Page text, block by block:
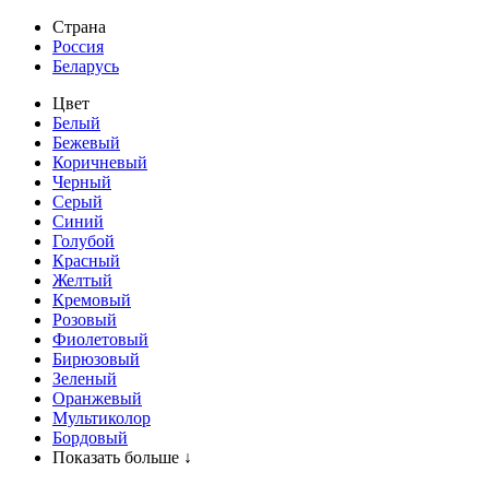
Страна
Россия
Беларусь
Цвет
Белый
Бежевый
Коричневый
Черный
Серый
Синий
Голубой
Красный
Желтый
Кремовый
Розовый
Фиолетовый
Бирюзовый
Зеленый
Оранжевый
Мультиколор
Бордовый
Показать больше ↓